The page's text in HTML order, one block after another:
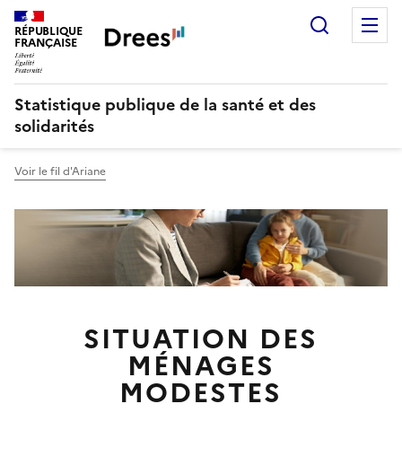
RÉPUBLIQUE
FRANÇAISE
Statistique publique de la santé et des
solidarités
Voir le fil d'Ariane
SITUATION DES
MÉNAGES
MODESTES